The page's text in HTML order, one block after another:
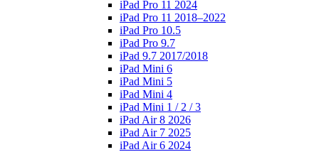
iPad Pro 11 2024
iPad Pro 11 2018–2022
iPad Pro 10.5
iPad Pro 9.7
iPad 9.7 2017/2018
iPad Mini 6
iPad Mini 5
iPad Mini 4
iPad Mini 1 / 2 / 3
iPad Air 8 2026
iPad Air 7 2025
iPad Air 6 2024